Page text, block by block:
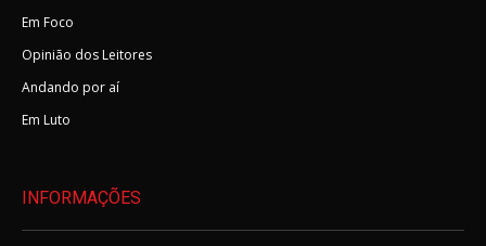
Em Foco
Opinião dos Leitores
Andando por aí
Em Luto
INFORMAÇÕES